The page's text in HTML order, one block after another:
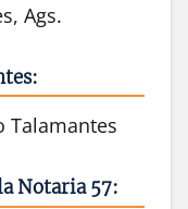
Ags.
Talamantes
Notaria 57: